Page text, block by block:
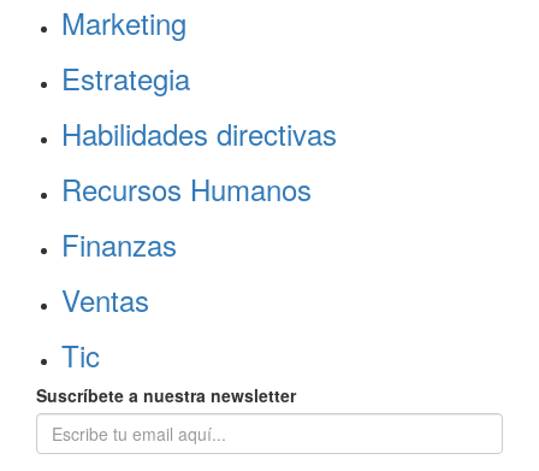
Marketing
Estrategia
Habilidades directivas
Recursos Humanos
Finanzas
Ventas
Tic
Suscríbete a nuestra newsletter